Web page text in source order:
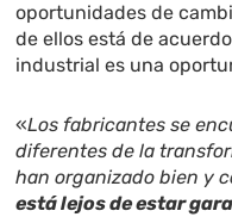
oportunidades de
de ellos está de
industrial es una
«Los fabricantes se
diferentes de la
han organizado bien y
está lejos de estar